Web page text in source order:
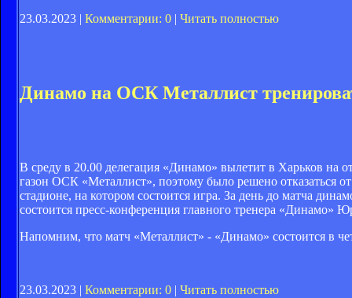
23.03.2023 | Комментарии: 0 | Читать полностью
Динамо на ОСК Металлист
В среду в 20.00 делегация «Динамо» вылетит в Харьков
газон ОСК «Металлист», поэтому было решено отказаться
стадионе, на котором состоится игра. За день до матча
состоится пресс-конференция главного тренера «Динамо»
Напомним, что матч «Металлист» - «Динамо» состоится в
23.03.2023 | Комментарии: 0 | Читать полностью